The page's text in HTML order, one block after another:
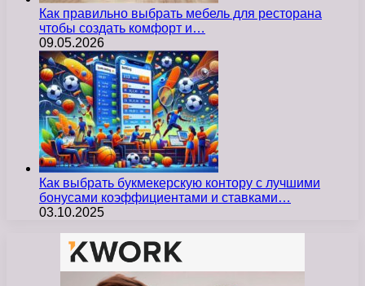
Как правильно выбрать мебель для ресторана
чтобы создать комфорт и…
09.05.2026
Как выбрать букмекерскую контору с лучшими
бонусами коэффициентами и ставками…
03.10.2025